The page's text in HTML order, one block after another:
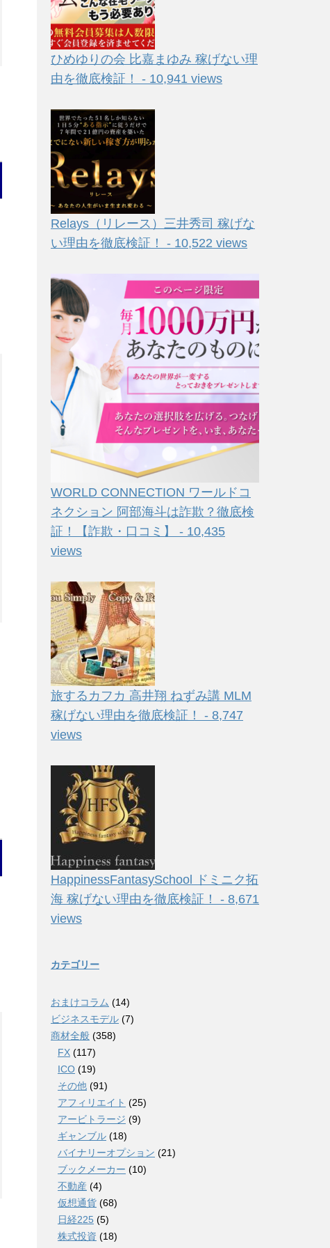
ひめゆりの会 比嘉まゆみ 稼げない理
由を徹底検証！ - 10,941 views
Relays（リレース）三井秀司 稼げな
い理由を徹底検証！ - 10,522 views
WORLD CONNECTION ワールドコ
ネクション 阿部海斗は詐欺？徹底検
証！【詐欺・口コミ】 - 10,435
views
旅するカフカ 高井翔 ねずみ講 MLM
稼げない理由を徹底検証！ - 8,747
views
HappinessFantasySchool ドミニク拓
海 稼げない理由を徹底検証！ - 8,671
views
カテゴリー
おまけコラム (14)
ビジネスモデル (7)
商材全般 (358)
FX (117)
ICO (19)
その他 (91)
アフィリエイト (25)
アービトラージ (9)
ギャンブル (18)
バイナリーオプション (21)
ブックメーカー (10)
不動産 (4)
仮想通貨 (68)
日経225 (5)
株式投資 (18)